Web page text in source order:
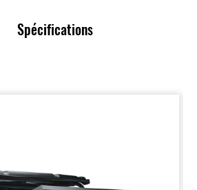
Spécifications